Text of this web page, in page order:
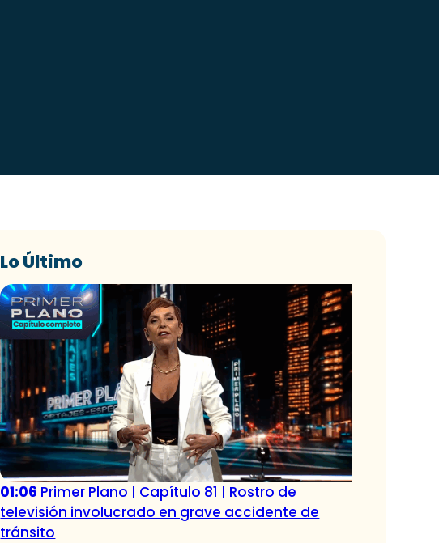
Lo Último
01:06 Primer Plano | Capítulo 81 | Rostro de
televisión involucrado en grave accidente de
tránsito